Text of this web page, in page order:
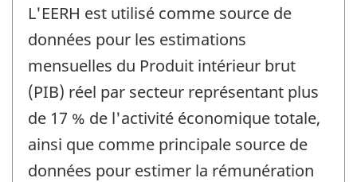
L'EERH est utilisé comme source de
données pour les estimations
mensuelles du Produit intérieur brut
(PIB) réel par secteur représentant plus
de 17 % de l'activité économique totale,
ainsi que comme principale source de
données pour estimer la rémunération